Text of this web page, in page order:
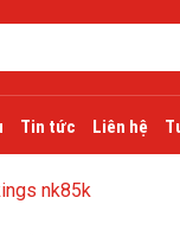
Tin tức Liên hệ
nk85k